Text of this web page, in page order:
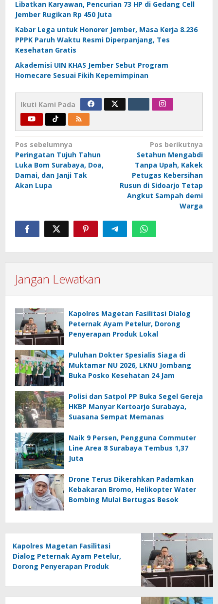
Libatkan Karyawan, Pencurian 73 HP di Gedang Cell
Jember Rugikan Rp 450 Juta
Kabar Lega untuk Honorer Jember, Masa Kerja 8.236
PPPK Paruh Waktu Resmi Diperpanjang, Tes
Kesehatan Gratis
Akademisi UIN KHAS Jember Sebut Program
Homecare Sesuai Fikih Kepemimpinan
Ikuti Kami Pada
Navigasi
pos
Pos sebelumnya
Peringatan Tujuh Tahun
Luka Bom Surabaya, Doa,
Damai, dan Janji Tak
Akan Lupa
Pos berikutnya
Setahun Mengabdi
Tanpa Upah, Kakek
Petugas Kebersihan
Rusun di Sidoarjo Tetap
Angkut Sampah demi
Warga
Jangan Lewatkan
Kapolres Magetan Fasilitasi Dialog
Peternak Ayam Petelur, Dorong
Penyerapan Produk Lokal
Puluhan Dokter Spesialis Siaga di
Muktamar NU 2026, LKNU Jombang
Buka Posko Kesehatan 24 Jam
Polisi dan Satpol PP Buka Segel Gereja
HKBP Manyar Kertoarjo Surabaya,
Suasana Sempat Memanas
Naik 9 Persen, Pengguna Commuter
Line Area 8 Surabaya Tembus 1,37
Juta
Drone Terus Dikerahkan Padamkan
Kebakaran Bromo, Helikopter Water
Bombing Mulai Bertugas Besok
Kapolres Magetan Fasilitasi
Dialog Peternak Ayam Petelur,
Dorong Penyerapan Produk